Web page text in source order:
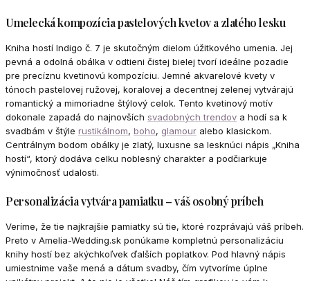
Umelecká kompozícia pastelových kvetov a zlatého lesku
Kniha hostí Indigo č. 7 je skutočným dielom úžitkového umenia. Jej
pevná a odolná obálka v odtieni čistej bielej tvorí ideálne pozadie
pre precíznu kvetinovú kompozíciu. Jemné akvarelové kvety v
tónoch pastelovej ružovej, koralovej a decentnej zelenej vytvárajú
romantický a mimoriadne štýlový celok. Tento kvetinový motív
dokonale zapadá do najnovších svadobných trendov a hodí sa k
svadbám v štýle rustikálnom, boho, glamour alebo klasickom.
Centrálnym bodom obálky je zlatý, luxusne sa lesknúci nápis „Kniha
hostí“, ktorý dodáva celku noblesný charakter a podčiarkuje
výnimočnosť udalosti.
Personalizácia vytvára pamiatku – váš osobný príbeh
Veríme, že tie najkrajšie pamiatky sú tie, ktoré rozprávajú váš príbeh.
Preto v Amelia-Wedding.sk ponúkame kompletnú personalizáciu
knihy hostí bez akýchkoľvek ďalších poplatkov. Pod hlavný nápis
umiestnime vaše mená a dátum svadby, čím vytvoríme úplne